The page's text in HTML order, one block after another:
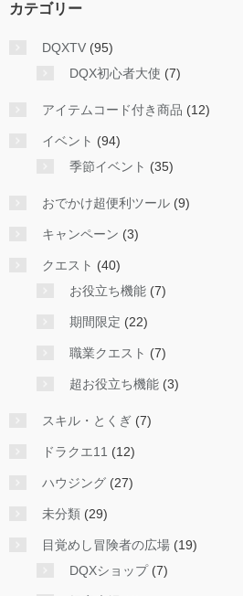
カテゴリー
DQXTV (95)
DQX初心者大使 (7)
アイテムコード付き商品 (12)
イベント (94)
季節イベント (35)
おでかけ超便利ツール (9)
キャンペーン (3)
クエスト (40)
お役立ち機能 (7)
期間限定 (22)
職業クエスト (7)
超お役立ち機能 (3)
スキル・とくぎ (7)
ドラクエ11 (12)
ハウジング (27)
未分類 (29)
目覚めし冒険者の広場 (19)
DQXショップ(7)